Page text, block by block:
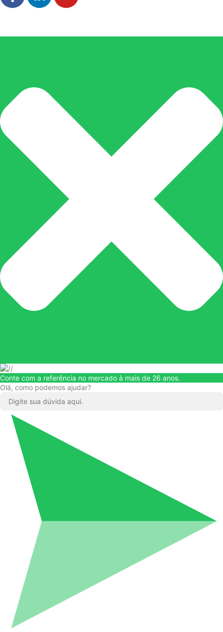
Conte com a referência no mercado à mais de 26 anos.
Olá, como podemos ajudar?